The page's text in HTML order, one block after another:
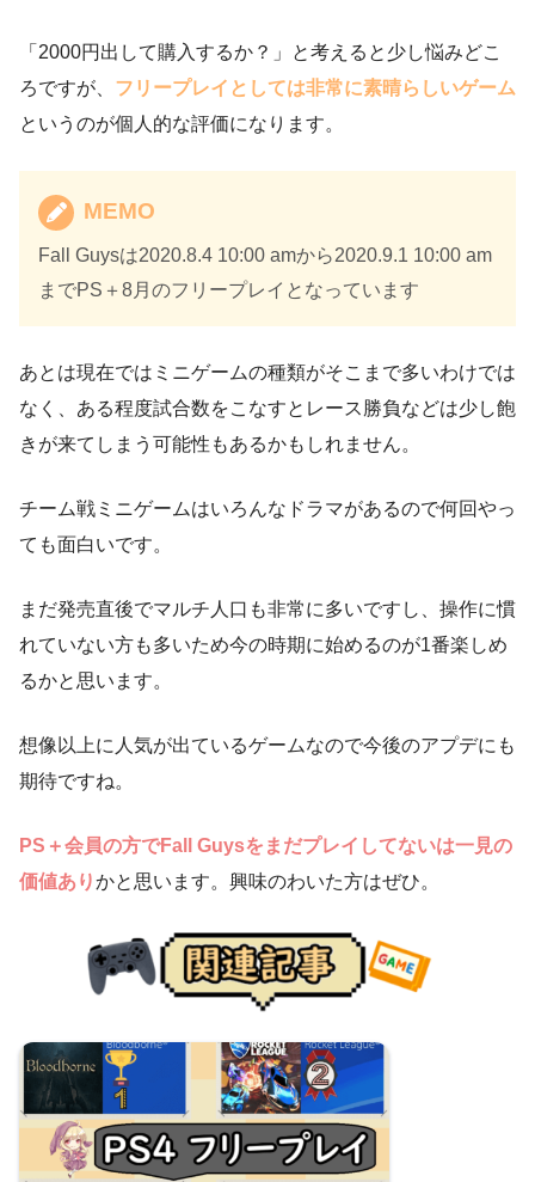
「2000円出して購入するか？」と考えると少し悩みどこ
ろですが、 フリープレイとしては非常に素晴らしいゲーム
というのが個人的な評価になります。
MEMO
Fall Guysは2020.8.4 10:00 amから2020.9.1 10:00 am
までPS＋8月のフリープレイとなっています
あとは現在ではミニゲームの種類がそこまで多いわけでは
なく、ある程度試合数をこなすとレース勝負などは少し飽
きが来てしまう可能性もあるかもしれません。
チーム戦ミニゲームはいろんなドラマがあるので何回やっ
ても面白いです。
まだ発売直後でマルチ人口も非常に多いですし、操作に慣
れていない方も多いため今の時期に始めるのが1番楽しめ
るかと思います。
想像以上に人気が出ているゲームなので今後のアプデにも
期待ですね。
PS＋会員の方でFall Guysをまだプレイしてないは一見の
価値ありかと思います。興味のわいた方はぜひ。